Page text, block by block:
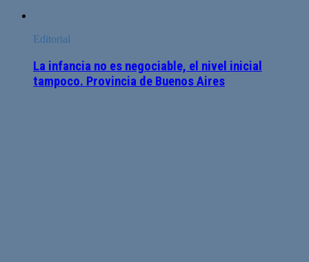
Editorial
La infancia no es negociable, el nivel inicial
tampoco. Provincia de Buenos Aires